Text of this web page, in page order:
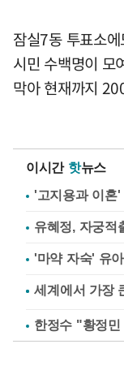
잠실7동 투표소
시민 수백명이 모
막아 현재까지
이시간 핫뉴스
'고지용과 이혼
유혜정, 자궁
'마약 자숙' 유
한정수 "황정